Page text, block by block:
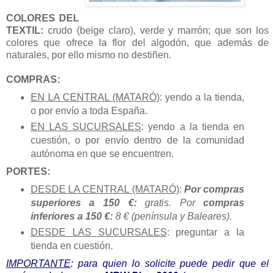
COLORES DEL
TEXTIL: crudo (beige claro), verde y marrón; que son los
colores que ofrece la flor del algodón, que además de
naturales, por ello mismo no destiñen.
COMPRAS:
EN LA CENTRAL (MATARÓ): yendo a la tienda,
o por envío a toda España.
EN LAS SUCURSALES: yendo a la tienda en
cuestión, o por envío dentro de la comunidad
autónoma en que se encuentren.
PORTES:
DESDE LA CENTRAL (MATARÓ):Por compras
superiores a 150 €:gratis. Porcompras
inferiores a 150 €:8 € (península y Baleares).
DESDE LAS SUCURSALES: preguntar a la
tienda en cuestión.
IMPORTANTE: para quien lo solicite puede pedir que el